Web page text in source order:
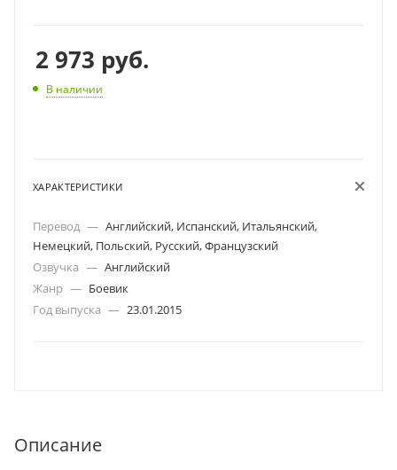
2 973 руб.
В наличии
ХАРАКТЕРИСТИКИ
Перевод — Английский, Испанский, Итальянский,
Немецкий, Польский, Русский, Французский
Озвучка — Английский
Жанр — Боевик
Год выпуска — 23.01.2015
Описание